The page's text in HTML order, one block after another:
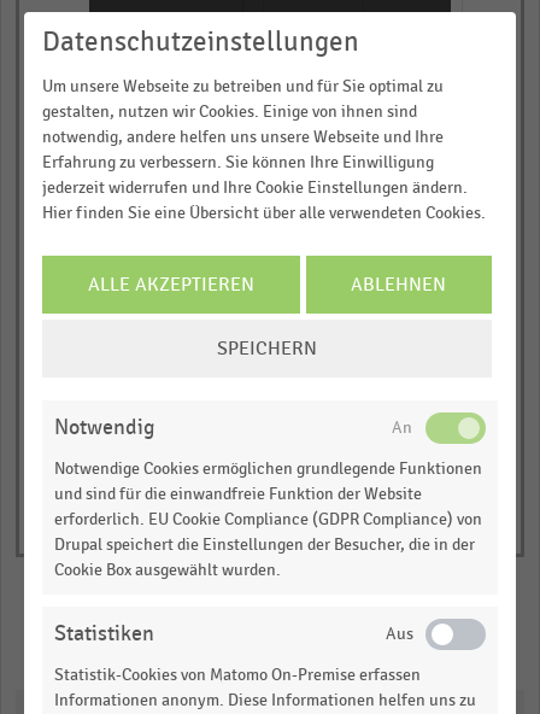
displaying
categories.
Range:
categories.
The
chart
axis
befragten
Centermanager:innen
Prozent.
Range:
View
in Prozent
Negativ Neutral Positiv
Wohnungen
Kita/Schule
0,00 0,50 1,00
chart
Recherche:
Über 300.000 Daten und Kennzahlen
Rund 25.000 Statistiken
Download als Excel, PNG, PDF
… und vieles mehr!
JETZT INFORMIEREN
Merken Teilen
Datenschutzeinstellungen
Um unsere Webseite zu betreiben und für Sie optimal zu
gestalten, nutzen wir Cookies. Einige von ihnen sind
notwendig, andere helfen uns unsere Webseite und Ihre
Erfahrung zu verbessern. Sie können Ihre Einwilligung
jederzeit widerrufen und Ihre Cookie Einstellungen ändern.
Hier finden Sie eine Übersicht über alle verwendeten Cookies.
ALLE AKZEPTIEREN ABLEHNEN
SPEICHERN
Notwendig
Notwendige Cookies ermöglichen grundlegende Funktionen
und sind für die einwandfreie Funktion der Website
erforderlich. EU Cookie Compliance (GDPR Compliance) von
Drupal speichert die Einstellungen der Besucher, die in der
Cookie Box ausgewählt wurden.
Statistiken
Statistik-Cookies von Matomo On-Premise erfassen
Informationen anonym. Diese Informationen helfen uns zu